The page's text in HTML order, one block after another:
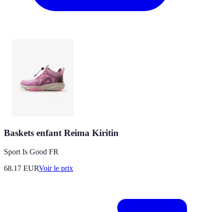
Baskets enfant Reima Kiritin
Sport Is Good FR
68.17 EURVoir le prix